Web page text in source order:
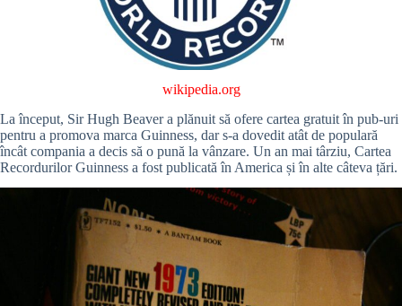
wikipedia.org
La început, Sir Hugh Beaver a plănuit să ofere cartea gratuit în pub-uri
pentru a promova marca Guinness, dar s-a dovedit atât de populară
încât compania a decis să o pună la vânzare. Un an mai târziu, Cartea
Recordurilor Guinness a fost publicată în America și în alte câteva țări.